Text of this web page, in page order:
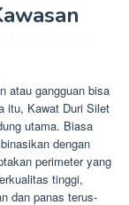
atau gangguan bisa
itu, Kawat Duri Silet
utama. Biasa
dengan
perimeter yang
tinggi,
dan panas terus-